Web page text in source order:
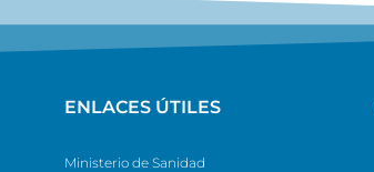
ENLACES ÚTILES
Ministerio de Sanidad